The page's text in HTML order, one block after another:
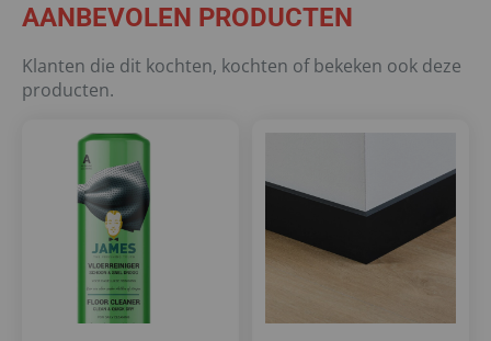
AANBEVOLEN PRODUCTEN
Klanten die dit kochten, kochten of bekeken ook deze
producten.